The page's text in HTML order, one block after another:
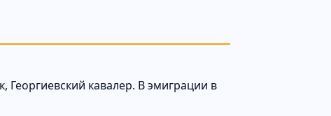
кавалер. В эмиграции в